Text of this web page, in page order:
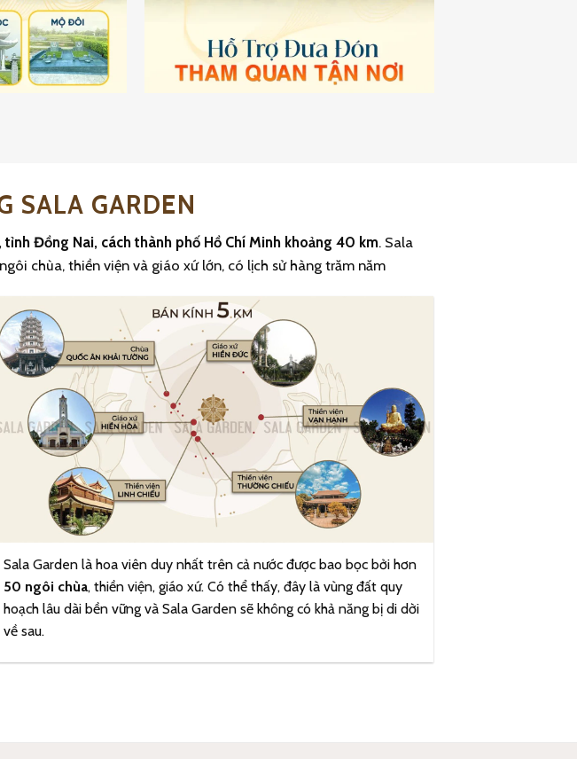
SALA GARDEN
Đồng Nai, cách thành phố Hồ Chí Minh khoảng 40 km. Sala
chùa, thiền viện và giáo xứ lớn, có lịch sử hàng trăm năm
Sala Garden là hoa viên duy nhất trên cả nước được bao bọc bởi hơn
50 ngôi chùa, thiền viện, giáo xứ. Có thể thấy, đây là vùng đất quy
hoạch lâu dài bền vững và Sala Garden sẽ không có khả năng bị di dời
về sau.